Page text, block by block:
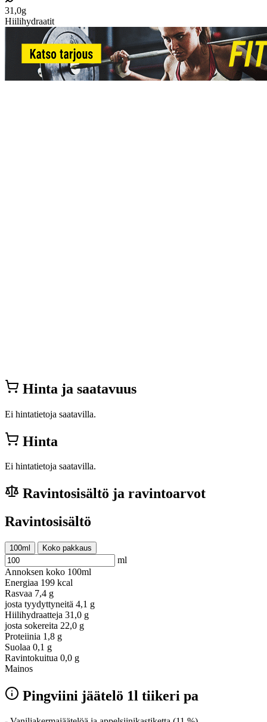
31,0g
Hiilihydraatit
Hinta ja saatavuus
Ei hintatietoja saatavilla.
Hinta
Ei hintatietoja saatavilla.
Ravintosisältö ja ravintoarvot
Ravintosisältö
100ml Koko pakkaus
ml
Annoksen koko 100ml
Energiaa 199 kcal
Rasvaa 7,4 g
josta tyydyttyneitä 4,1 g
Hiilihydraatteja 31,0 g
josta sokereita 22,0 g
Proteiinia 1,8 g
Suolaa 0,1 g
Ravintokuitua 0,0 g
Mainos
Pingviini jäätelö 1l tiikeri pa